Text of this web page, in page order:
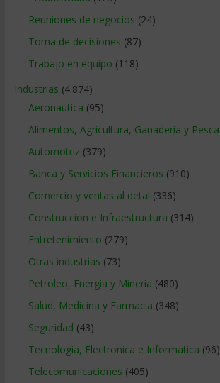
Reuniones de negocios (24)
Toma de decisiones (87)
Trabajo en equipo (118)
Industrias (4.874)
Aeronautica (95)
Alimentos, Agricultura, Ganaderia y Pesca
Automotriz(379)
Banca y Servicios Financieros (910)
Comercio y ventas al detal (336)
Construccion e Infraestructura (314)
Entretenimiento (279)
Otras industrias (73)
Petroleo, Energia y Mineria (480)
Salud, Medicina y Farmacia (348)
Seguridad (43)
Tecnologia, Electronica e Informatica (96)
Telecomunicaciones (405)